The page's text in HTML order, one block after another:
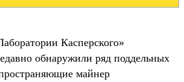
Касперского»
обнаружили ряд поддельных
майнер